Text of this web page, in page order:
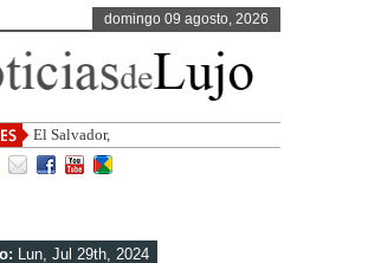
domingo 09 agosto, 2026
El Salvador, uno de los destinos con
Lun, Jul 29th, 2024